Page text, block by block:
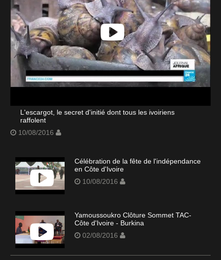
L'escargot, le secret d'initié dont tous les ivoiriens
raffolent
10/08/2016
Célébration de la fête de l'indépendance
en Côte d'Ivoire
10/08/2016
Yamoussoukro Clôture Sommet TAC-
Côte d'Ivoire - Burkina
02/08/2016